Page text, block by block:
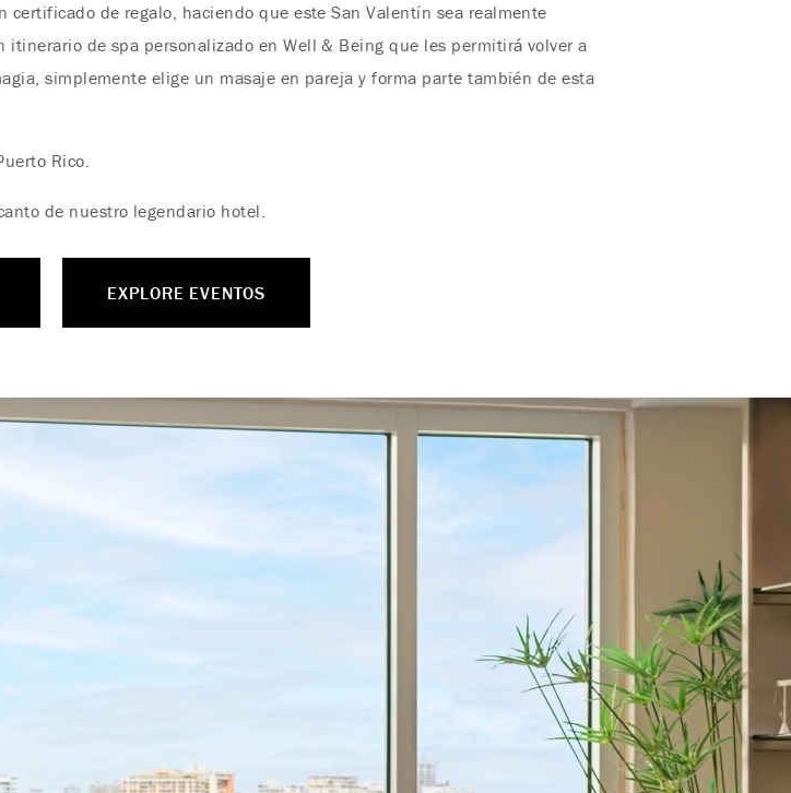
de regalo, haciendo que este San Valentín sea realmente
de spa personalizado en Well & Being que les permitirá volver a
simplemente elige un masaje en pareja y forma parte también de esta
Rico.
de nuestro legendario hotel.
EXPLORE EVENTOS